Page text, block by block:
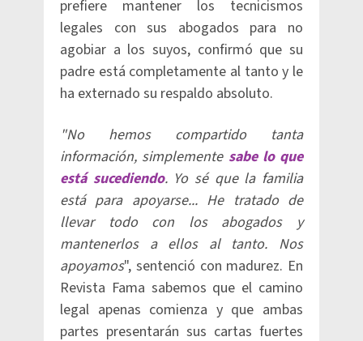
prefiere mantener los tecnicismos
legales con sus abogados para no
agobiar a los suyos, confirmó que su
padre está completamente al tanto y le
ha externado su respaldo absoluto.
"No hemos compartido tanta
información, simplemente sabe lo que
está sucediendo. Yo sé que la familia
está para apoyarse... He tratado de
llevar todo con los abogados y
mantenerlos a ellos al tanto. Nos
apoyamos", sentenció con madurez. En
Revista Fama sabemos que el camino
legal apenas comienza y que ambas
partes presentarán sus cartas fuertes